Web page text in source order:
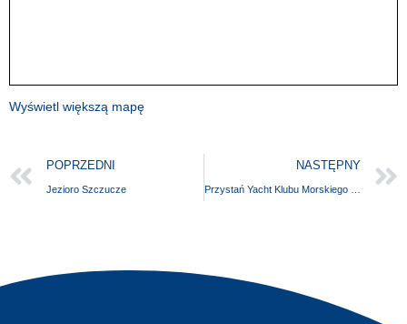
Wyświetl większą mapę
POPRZEDNI
Jezioro Szczucze
NASTĘPNY